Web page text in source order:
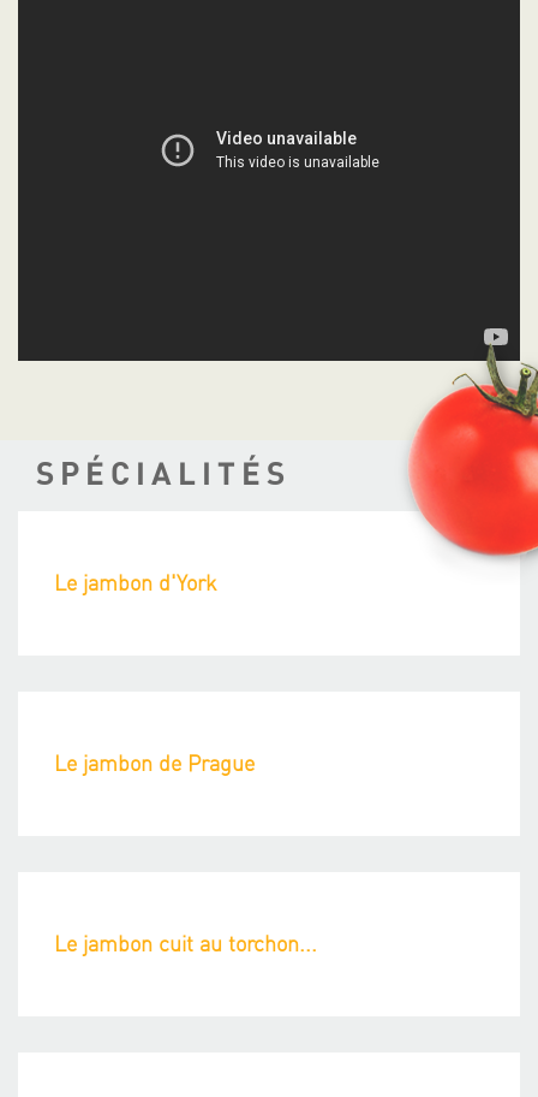
SPÉCIALITÉS
Le jambon d'York
Le jambon de Prague
Le jambon cuit au torchon...